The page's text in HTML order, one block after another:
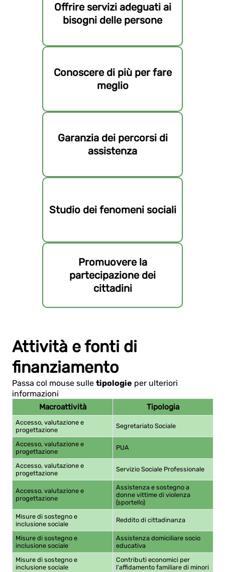
Offrire servizi adeguati ai
bisogni delle persone
Conoscere di più per fare
meglio
Garanzia dei percorsi di
assistenza
Studio dei fenomeni sociali
Promuovere la
partecipazione dei
cittadini
Attività e fonti di
finanziamento
Passa col mouse sulle tipologie per ulteriori
informazioni
Macroattività Tipologia
Accesso, valutazione e
progettazione
Segretariato Sociale
Accesso, valutazione e
progettazione
PUA
Accesso, valutazione e
progettazione
Servizio Sociale Professionale
Accesso, valutazione e
progettazione
Assistenza e sostegno a
donne vittime di violenza
(sportello)
Misure di sostegno e
inclusione sociale
Reddito di cittadinanza
Misure di sostegno e
inclusione sociale
Assistenza domiciliare socio
educativa
Misure di sostegno e
inclusione sociale
Contributi economici per
l'affidamento familiare di minori